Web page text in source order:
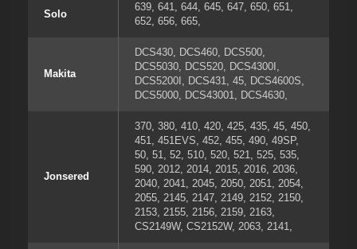
Solo
639, 641, 644, 645, 647, 650, 651,
652, 656, 665,
Makita
DCS430, DCS460, DCS500,
DCS5030, DCS520, DCS4300I ,
DCS5200I , DCS431, 45, DCS4600S,
DCS5000, DCS43001, DCS4630,
Jonsered
370, 380, 410, 420, 425, 435, 45, 450,
451, 451EVS, 452, 455, 490, 49SP,
50, 51, 52, 510, 520, 521, 525, 535,
590, 2012, 2014, 2015, 2016, 2036,
2040, 2041, 2045, 2050, 2051, 2054,
2055, 2145, 2147, 2149, 2152, 2150,
2153, 2155, 2156, 2159, 2163,
CS2149W, CS2152W, 2063, 2141,